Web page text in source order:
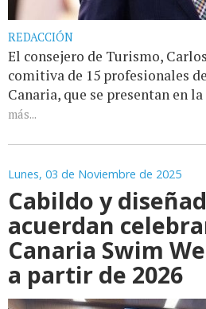
REDACCIÓN
El consejero de Turismo,
comitiva de 15 profesionales
Canaria, que se presentan en
más...
Lunes, 03 de Noviembre de 2025
Cabildo y
acuerdan
Canaria Swim
a partir de 2026